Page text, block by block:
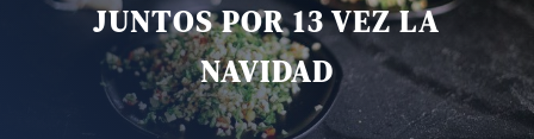
JUNTOS POR 13 VEZ LA
NAVIDAD